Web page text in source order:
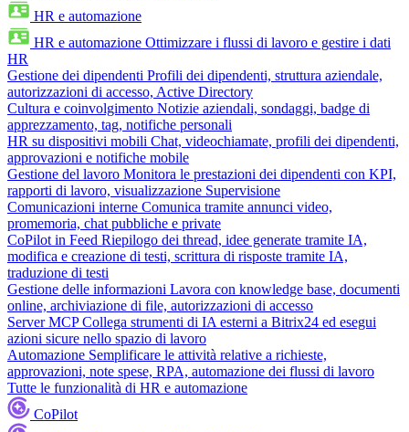
HR e automazione
HR e automazione Ottimizzare i flussi di lavoro e gestire i dati
HR
Gestione dei dipendenti Profili dei dipendenti, struttura aziendale,
autorizzazioni di accesso, Active Directory
Cultura e coinvolgimento Notizie aziendali, sondaggi, badge di
apprezzamento, tag, notifiche personali
HR su dispositivi mobili Chat, videochiamate, profili dei dipendenti,
approvazioni e notifiche mobile
Gestione del lavoro Monitora le prestazioni dei dipendenti con KPI,
rapporti di lavoro, visualizzazione Supervisione
Comunicazioni interne Comunica tramite annunci video,
promemoria, chat pubbliche e private
CoPilot in Feed Riepilogo dei thread, idee generate tramite IA,
modifica e creazione di testi, scrittura di risposte tramite IA,
traduzione di testi
Gestione delle informazioni Lavora con knowledge base, documenti
online, archiviazione di file, autorizzazioni di accesso
Server MCP Collega strumenti di IA esterni a Bitrix24 ed esegui
azioni sicure nello spazio di lavoro
Automazione Semplificare le attività relative a richieste,
approvazioni, note spese, RPA, automazione dei flussi di lavoro
Tutte le funzionalità di HR e automazione
CoPilot